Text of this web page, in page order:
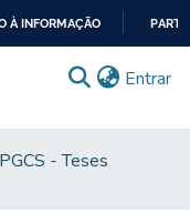
À INFORMAÇÃO
Entrar
- Teses